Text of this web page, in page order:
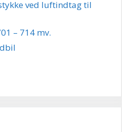
ved luftindtag til
– 714 mv.